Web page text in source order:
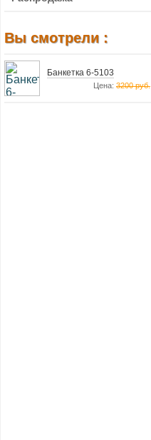
Вы смотрели :
Банкетка 6-5103
Цена: 3200 руб.